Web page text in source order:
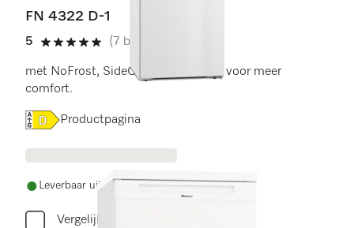
FN 4322 D-1
5
5 sterren van de 5
(7 beoordelingen)
met NoFrost, SideOpen en XXL box voor meer
comfort.
Online Label Flag, Energielabel
Productpagina
Leverbaar uit voorraad met gratis levering
Vergelijken